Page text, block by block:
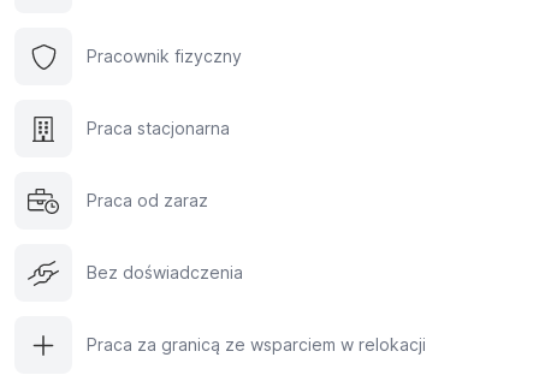
Pracownik fizyczny
Praca stacjonarna
Praca od zaraz
Bez doświadczenia
Praca za granicą ze wsparciem w relokacji